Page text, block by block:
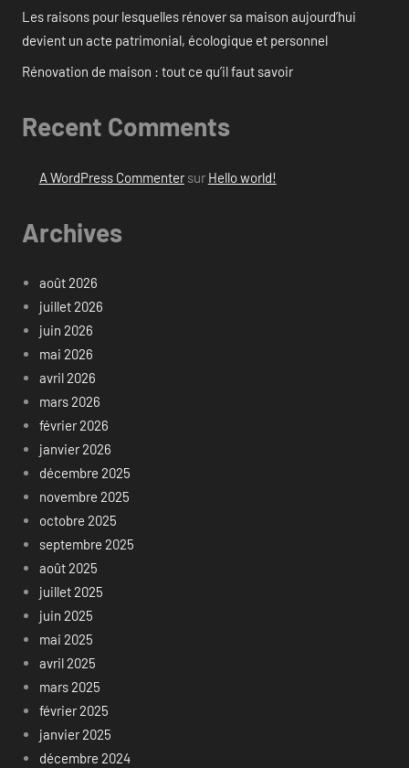
Les raisons pour lesquelles rénover sa maison aujourd’hui
devient un acte patrimonial, écologique et personnel
Rénovation de maison : tout ce qu’il faut savoir
Recent Comments
A WordPress Commentersur Hello world!
Archives
août 2026
juillet 2026
juin 2026
mai 2026
avril 2026
mars 2026
février 2026
janvier 2026
décembre 2025
novembre 2025
octobre 2025
septembre 2025
août 2025
juillet 2025
juin 2025
mai 2025
avril 2025
mars 2025
février 2025
janvier 2025
décembre 2024